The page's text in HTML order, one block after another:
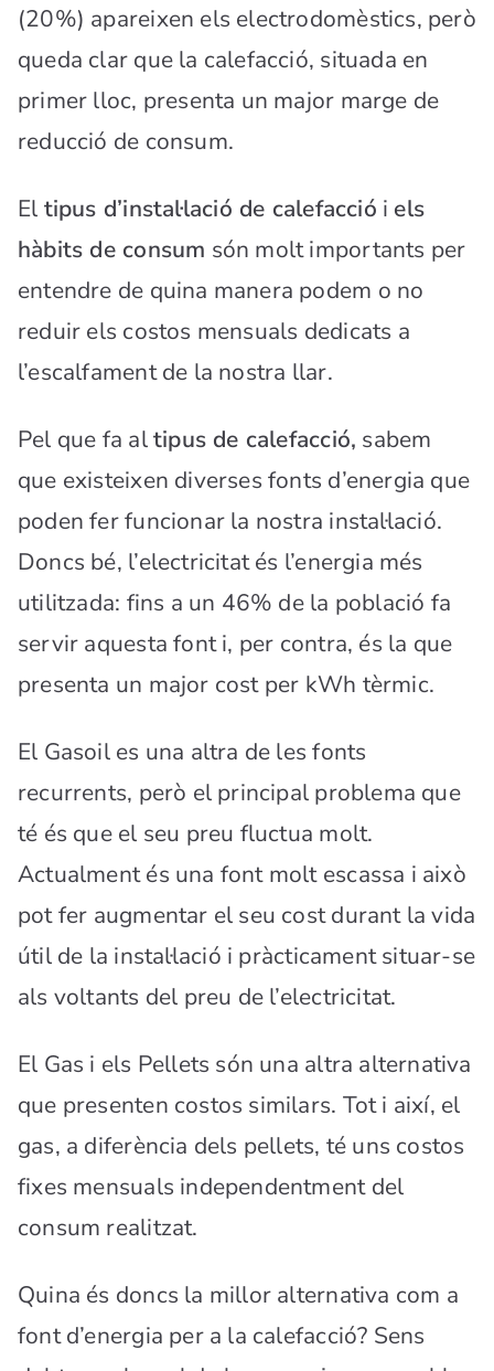
(20%) apareixen els electrodomèstics, però
queda clar que la calefacció, situada en
primer lloc, presenta un major marge de
reducció de consum.
El tipus d’instal·lació de calefacció i els
hàbits de consum són molt importants per
entendre de quina manera podem o no
reduir els costos mensuals dedicats a
l’escalfament de la nostra llar.
Pel que fa altipus de calefacció, sabem
que existeixen diverses fonts d’energia que
poden fer funcionar la nostra instal·lació.
Doncs bé, l’electricitat és l’energia més
utilitzada: fins a un 46% de la població fa
servir aquesta font i, per contra, és la que
presenta un major cost per kWh tèrmic.
El Gasoil es una altra de les fonts
recurrents, però el principal problema que
té és que el seu preu fluctua molt.
Actualment és una font molt escassa i això
pot fer augmentar el seu cost durant la vida
útil de la instal·lació i pràcticament situar-se
als voltants del preu de l’electricitat.
El Gas i els Pellets són una altra alternativa
que presenten costos similars. Tot i així, el
gas, a diferència dels pellets, té uns costos
fixes mensuals independentment del
consum realitzat.
Quina és doncs la millor alternativa com a
font d’energia per a la calefacció? Sens